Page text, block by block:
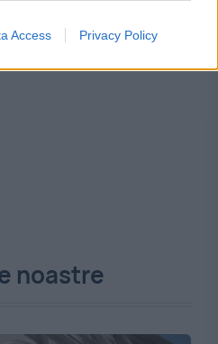
Access Privacy Policy
noastre